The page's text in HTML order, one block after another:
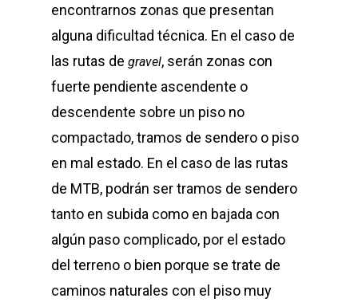
encontrarnos zonas que presentan
alguna dificultad técnica. En el caso de
las rutas de gravel, serán zonas con
fuerte pendiente ascendente o
descendente sobre un piso no
compactado, tramos de sendero o piso
en mal estado. En el caso de las rutas
de MTB, podrán ser tramos de sendero
tanto en subida como en bajada con
algún paso complicado, por el estado
del terreno o bien porque se trate de
caminos naturales con el piso muy